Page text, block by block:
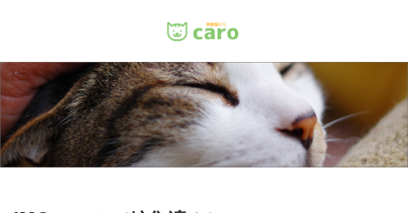
Menu
ホーム
料金